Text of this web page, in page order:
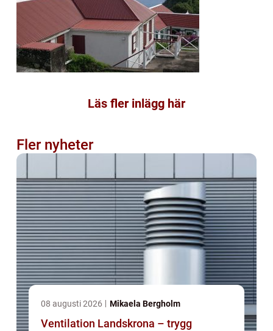
Läs fler inlägg här
Fler nyheter
08 augusti 2026 Mikaela Bergholm
Ventilation Landskrona – trygg